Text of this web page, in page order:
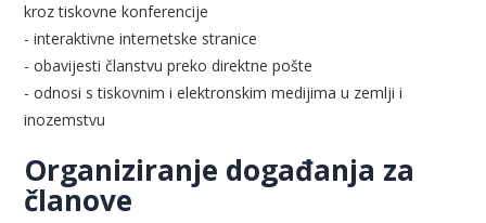
kroz tiskovne konferencije
- interaktivne internetske stranice
- obavijesti članstvu preko direktne pošte
- odnosi s tiskovnim i elektronskim medijima u zemlji i
inozemstvu
Organiziranje događanja za
članove